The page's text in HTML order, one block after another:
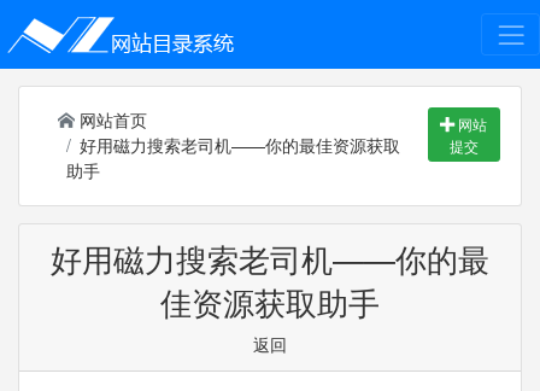
网站首页
好用磁力搜索老司机——你的最佳资源获取
助手
网站
提交
好用磁力搜索老司机——你的最
佳资源获取助手
返回